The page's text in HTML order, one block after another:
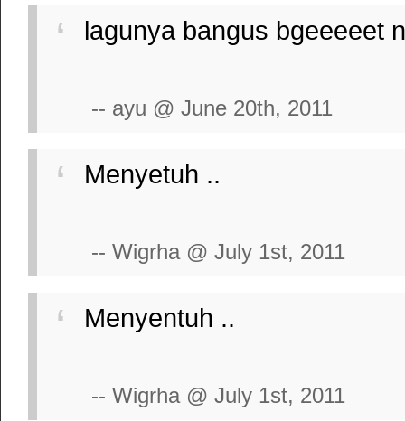
lagunya bangus bgeeeeet
-- ayu @ June 20th, 2011
Menyetuh ..
-- Wigrha @ July 1st, 2011
Menyentuh ..
-- Wigrha @ July 1st, 2011